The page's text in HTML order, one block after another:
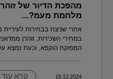
מהפכת הדיור של
מלחמת מעמ?...
אחרי שניצח בבחירות
במחירי השכירות, זוהרן
המפוקח הוקפא, וכעת נמצא
15.12.2024 קרא עוד